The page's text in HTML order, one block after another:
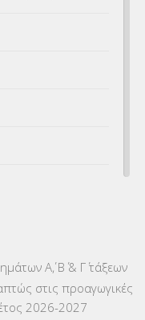
Α΄, Β΄ & Γ΄ τάξεων
στις προαγωγικές
2026-2027